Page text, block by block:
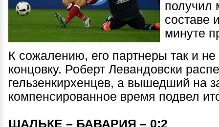
получил
составе
минуте
К сожалению, его партнеры так и
концовку. Роберт Левандовски
гельзенкирхенцев, а вышедший на
компенсированное время подвел
ШАЛЬКЕ – БАВАРИЯ – 0:2